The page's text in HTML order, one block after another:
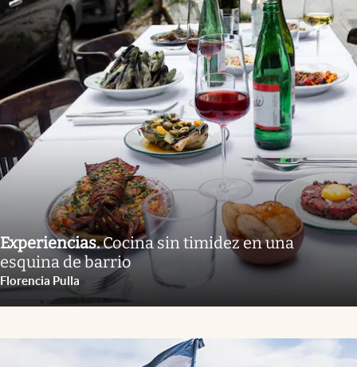
Experiencias.Cocina sin timidez en una
esquina de barrio
Florencia Pulla